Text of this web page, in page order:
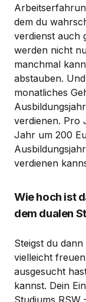
dem du
verdienst auch
werden nicht
manchmal
abstauben.
monatliches
verdienen. Pro
Jahr um 200
verdienen
Wie hoch ist
dem dualen
Steigst du
vielleicht
ausgesucht
kannst. Dein
Studiums RSW